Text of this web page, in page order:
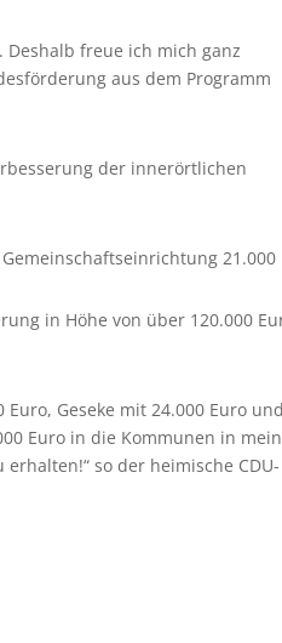
freue ich mich ganz
aus dem Programm
der innerörtlichen
21.000
in Höhe von über 120.000
Geseke mit 24.000 Euro und
Euro in die Kommunen in
so der heimische CDU-